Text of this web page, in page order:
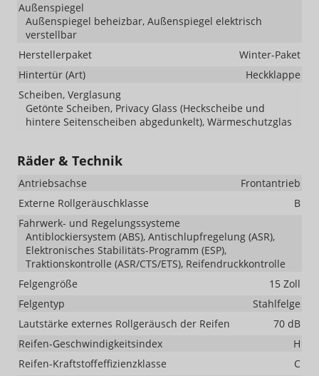
Außenspiegel
Außenspiegel beheizbar, Außenspiegel elektrisch
verstellbar
Herstellerpaket
Winter-Paket
Hintertür (Art)
Heckklappe
Scheiben, Verglasung
Getönte Scheiben, Privacy Glass (Heckscheibe und
hintere Seitenscheiben abgedunkelt), Wärmeschutzglas
Räder & Technik
Antriebsachse
Frontantrieb
Externe Rollgeräuschklasse
B
Fahrwerk- und Regelungssysteme
Antiblockiersystem (ABS), Antischlupfregelung (ASR),
Elektronisches Stabilitäts-Programm (ESP),
Traktionskontrolle (ASR/CTS/ETS), Reifendruckkontrolle
Felgengröße
15 Zoll
Felgentyp
Stahlfelge
Lautstärke externes Rollgeräusch der Reifen
70 dB
Reifen-Geschwindigkeitsindex
H
Reifen-Kraftstoffeffizienzklasse
C